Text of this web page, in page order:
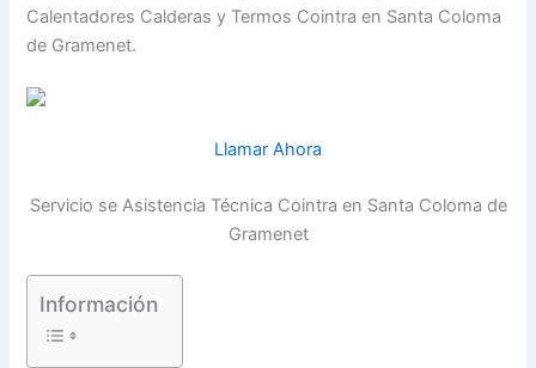
Calentadores Calderas y Termos Cointra en Santa Coloma
de Gramenet.
Llamar Ahora
Servicio se Asistencia Técnica Cointra en Santa Coloma de
Gramenet
Información